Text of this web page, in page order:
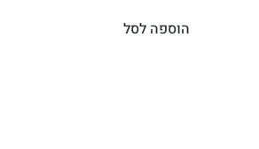
הוספה לסל